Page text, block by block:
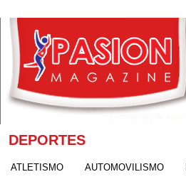
DEPORTES
ATLETISMO AUTOMOVILISMO